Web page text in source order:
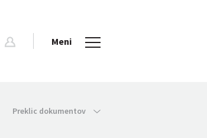
Meni
Preklic dokumentov